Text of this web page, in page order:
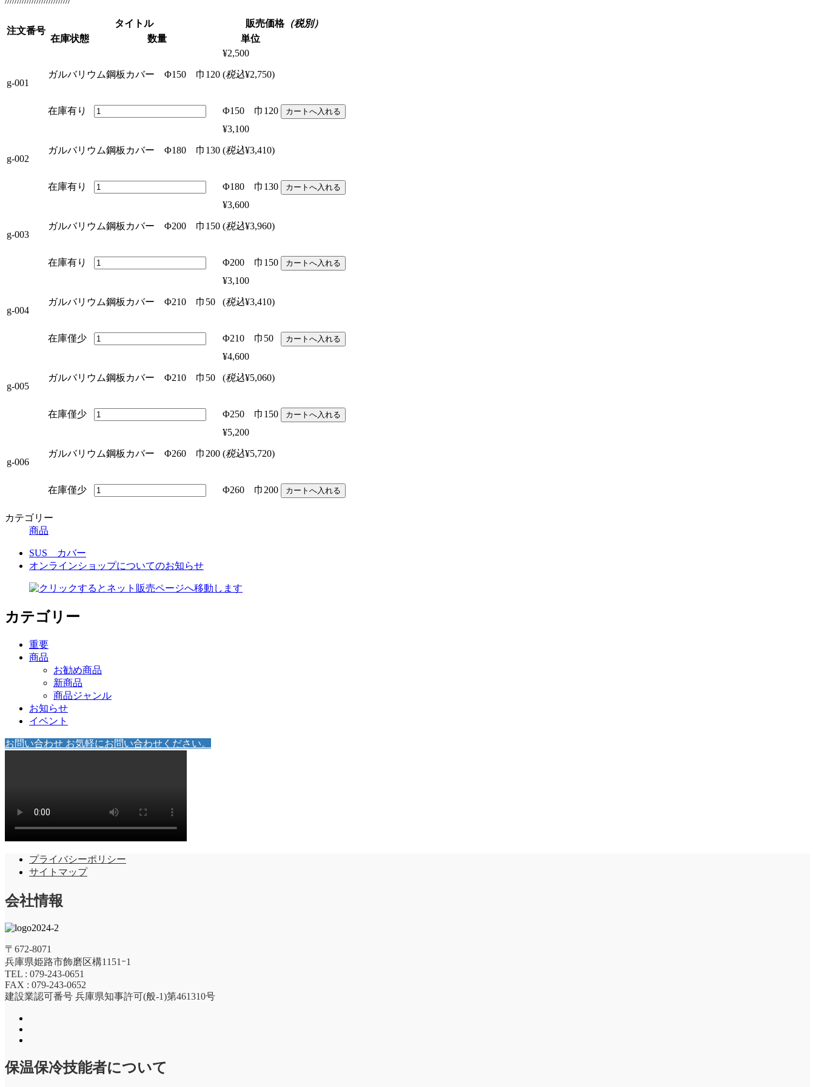
注文番号
タイトル 販売価格（税別）
在庫状態
数量 単位
g-001
ガルバリウム鋼板カバー Φ150 巾120
¥2,500
(税込¥2,750)
在庫有り Φ150 巾120
g-002
ガルバリウム鋼板カバー Φ180 巾130
¥3,100
(税込¥3,410)
在庫有り Φ180 巾130
g-003
ガルバリウム鋼板カバー Φ200 巾150
¥3,600
(税込¥3,960)
在庫有り Φ200 巾150
g-004
ガルバリウム鋼板カバー Φ210 巾50
¥3,100
(税込¥3,410)
在庫僅少 Φ210 巾50
g-005
ガルバリウム鋼板カバー Φ210 巾50
¥4,600
(税込¥5,060)
在庫僅少 Φ250 巾150
g-006
ガルバリウム鋼板カバー Φ260 巾200
¥5,200
(税込¥5,720)
在庫僅少 Φ260 巾200
カテゴリー
商品
SUS カバー
オンラインショップについてのお知らせ
カテゴリー
重要
商品
お勧め商品
新商品
商品ジャンル
お知らせ
イベント
お問い合わせ お気軽にお問い合わせください。
プライバシーポリシー
サイトマップ
会社情報
〒672-8071
兵庫県姫路市飾磨区構1151ｰ1
TEL : 079-243-0651
FAX : 079-243-0652
建設業認可番号 兵庫県知事許可(般-1)第461310号
保温保冷技能者について